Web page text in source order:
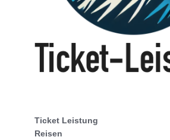
Ticket Leistung
Reisen